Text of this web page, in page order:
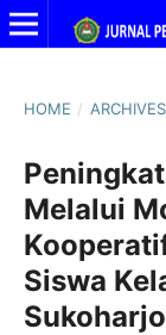
HOME / ARCHIVES
Melalui
Siswa
Sukoharjo